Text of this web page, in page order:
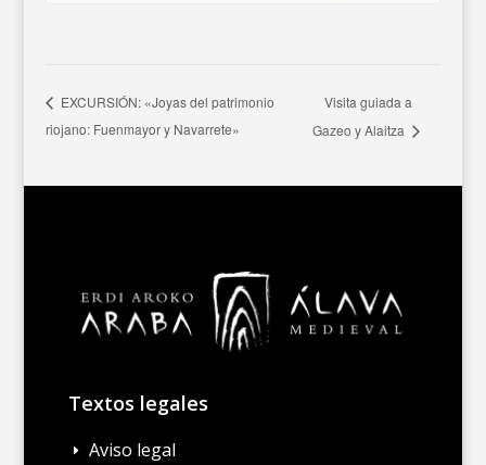
EXCURSIÓN: «Joyas del patrimonio
riojano: Fuenmayor y Navarrete»
Visita guiada a
Gazeo y Alaitza
Textos legales
E Aviso legal